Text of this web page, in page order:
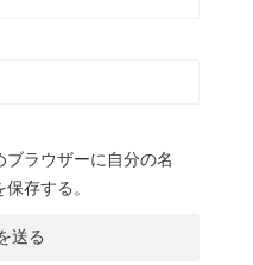
ラウザーに自分の名
存する。